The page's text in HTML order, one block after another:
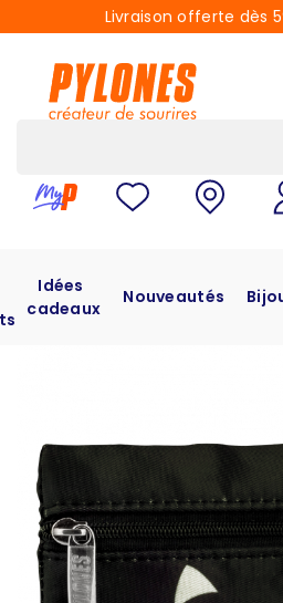
Livraison offerte dès
Idées
cadeaux
Nouveautés